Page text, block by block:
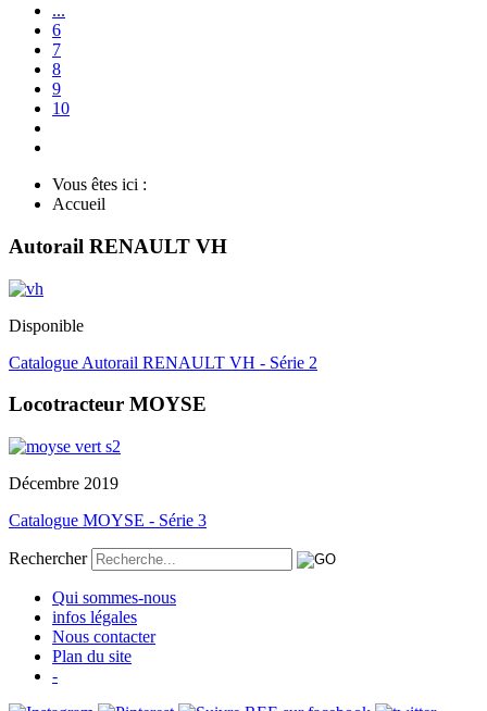
...
6
7
8
9
10
Vous êtes ici :
Accueil
Autorail RENAULT VH
Disponible
Catalogue Autorail RENAULT VH - Série 2
Locotracteur MOYSE
Décembre 2019
Catalogue MOYSE - Série 3
Rechercher
Qui sommes-nous
infos légales
Nous contacter
Plan du site
-